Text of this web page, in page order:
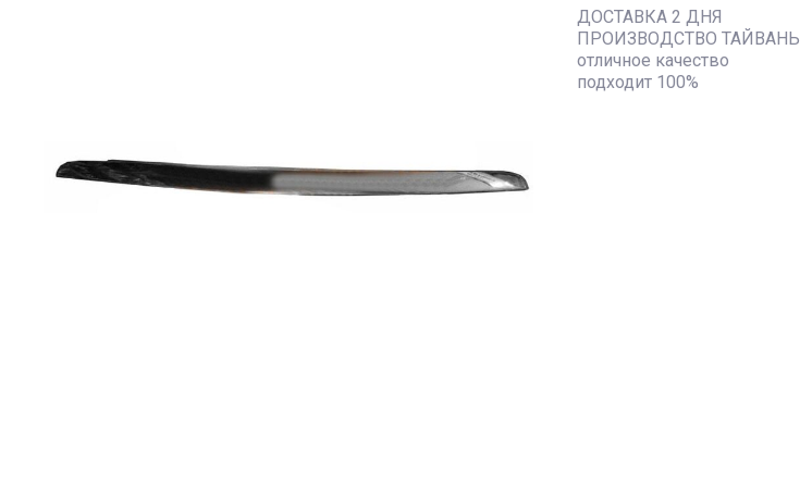
ДОСТАВКА 2 ДНЯ
ПРОИЗВОДСТВО ТАЙВАНЬ
отличное качество
подходит 100%